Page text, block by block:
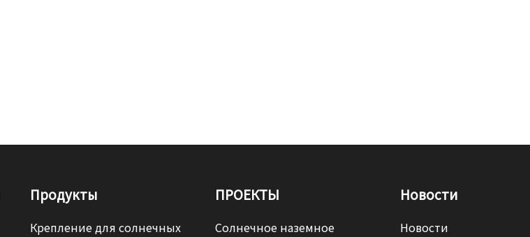
Продукты
Крепление для солнечных
ПРОЕКТЫ
Солнечное наземное
Новости
Новости